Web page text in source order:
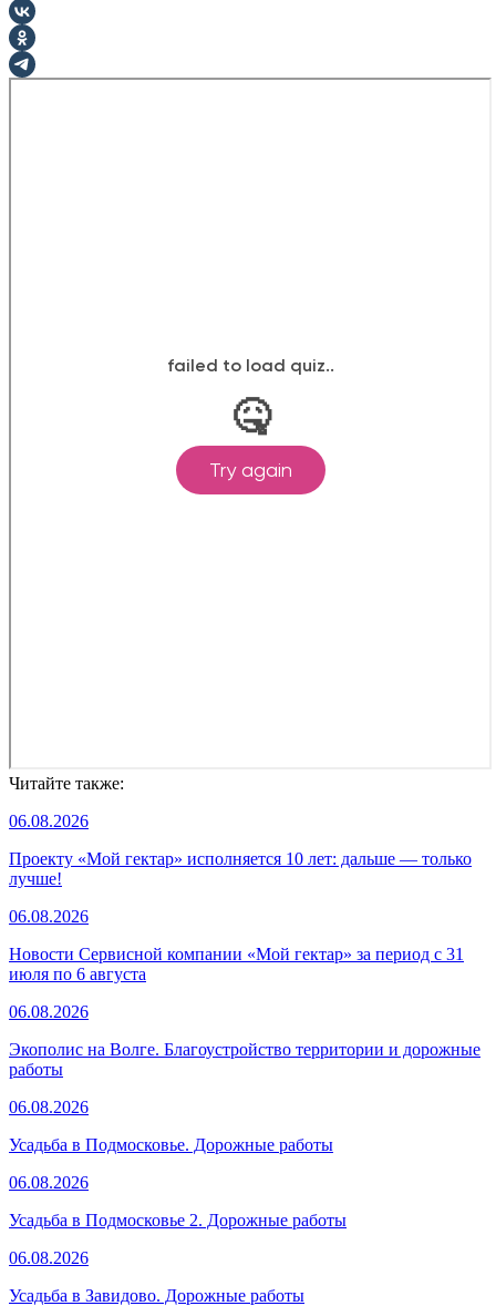
Читайте также:
06.08.2026
Проекту «Мой гектар» исполняется 10 лет: дальше — только
лучше!
06.08.2026
Новости Сервисной компании «Мой гектар» за период с 31
июля по 6 августа
06.08.2026
Экополис на Волге. Благоустройство территории и дорожные
работы
06.08.2026
Усадьба в Подмосковье. Дорожные работы
06.08.2026
Усадьба в Подмосковье 2. Дорожные работы
06.08.2026
Усадьба в Завидово. Дорожные работы